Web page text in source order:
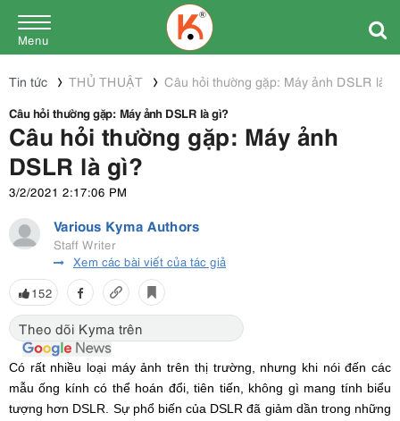
Menu
Tin tức THỦ THUẬT
Câu hỏi thường gặp: Máy ảnh DSLR là
Câu hỏi thường gặp: Máy ảnh DSLR là gì?
Câu hỏi thường gặp: Máy ảnh
DSLR là gì?
3/2/2021 2:17:06 PM
Various Kyma Authors
Staff Writer
Xem các bài viết của tác giả
152
Theo dõi Kyma trên
Có rất nhiều loại máy ảnh trên thị trường, nhưng khi nói đến các
mẫu ống kính có thể hoán đổi, tiên tiến, không gì mang tính biểu
tượng hơn DSLR. Sự phổ biến của DSLR đã giảm dần trong những